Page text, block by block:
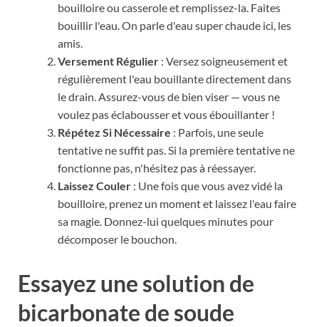
bouilloire ou casserole et remplissez-la. Faites
bouillir l'eau. On parle d'eau super chaude ici, les
amis.
Versement Régulier : Versez soigneusement et
régulièrement l'eau bouillante directement dans
le drain. Assurez-vous de bien viser — vous ne
voulez pas éclabousser et vous ébouillanter !
Répétez Si Nécessaire : Parfois, une seule
tentative ne suffit pas. Si la première tentative ne
fonctionne pas, n'hésitez pas à réessayer.
Laissez Couler : Une fois que vous avez vidé la
bouilloire, prenez un moment et laissez l'eau faire
sa magie. Donnez-lui quelques minutes pour
décomposer le bouchon.
Essayez une solution de
bicarbonate de soude